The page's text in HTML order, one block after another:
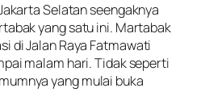
Selatan seengaknya
yang satu ini. Martabak
di Jalan Raya Fatmawati
malam hari. Tidak seperti
yang mulai buka